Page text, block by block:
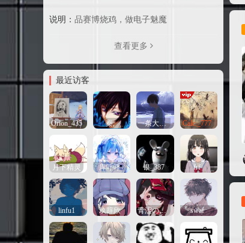
说明： 品赛博烧鸡，做电子魅魔
查看更多
最近访客
Orion_435 秦, 一条大金鱼 Calc._777
月下精灵 库呼呼 银_387 frf
linfu1 玖辞欣 青涩の果汁 swaf